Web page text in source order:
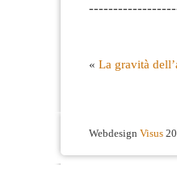
« La gravità
Webdesign Visus